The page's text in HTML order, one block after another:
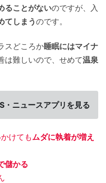
ることがないのですが、入
てしまうのです。
スどころか睡眠にはマイナ
は難しいので、せめて温泉
・ニュースアプリを見る
けてもムダに執着が増え
儲かる